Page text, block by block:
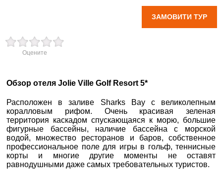
0800 33 01 80
Пн. - Пт. 9:00 - 18:00
Сб 10:00 - 15:00
Запоріжжя
ЗАМОВИТИ ТУР
Оцените
Обзор отеля Jolie Ville Golf Resort 5*
Расположен в заливе Sharks Bay с великолепным
коралловым рифом. Очень красивая зеленая
территория каскадом спускающаяся к морю, большие
фигурные бассейны, наличие бассейна с морской
водой, множество ресторанов и баров, собственное
профессиональное поле для игры в гольф, теннисные
корты и многие другие моменты не оставят
равнодушными даже самых требовательных туристов.
×
* ВАШЕ ІМ'Я